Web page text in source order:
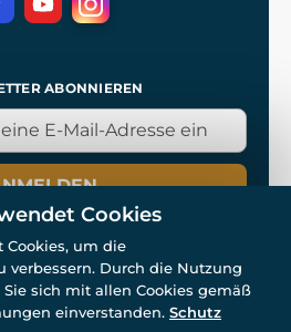
ABONNIEREN
www.wulflund.de 2007-2026.
Cookies
Cookies, um die
verbessern. Durch die Nutzung
sich mit allen Cookies gemäß
einverstanden. Schutz